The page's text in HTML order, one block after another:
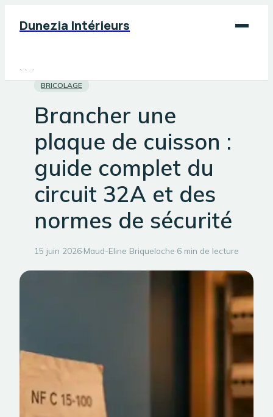
Dunezia Intérieurs
Maison
Jardinage
Bricolage
BRICOLAGE
Brancher une
plaque de cuisson :
guide complet du
circuit 32A et des
normes de sécurité
15 juin 2026·Maud-Eline Briqueloche·6 min de lecture